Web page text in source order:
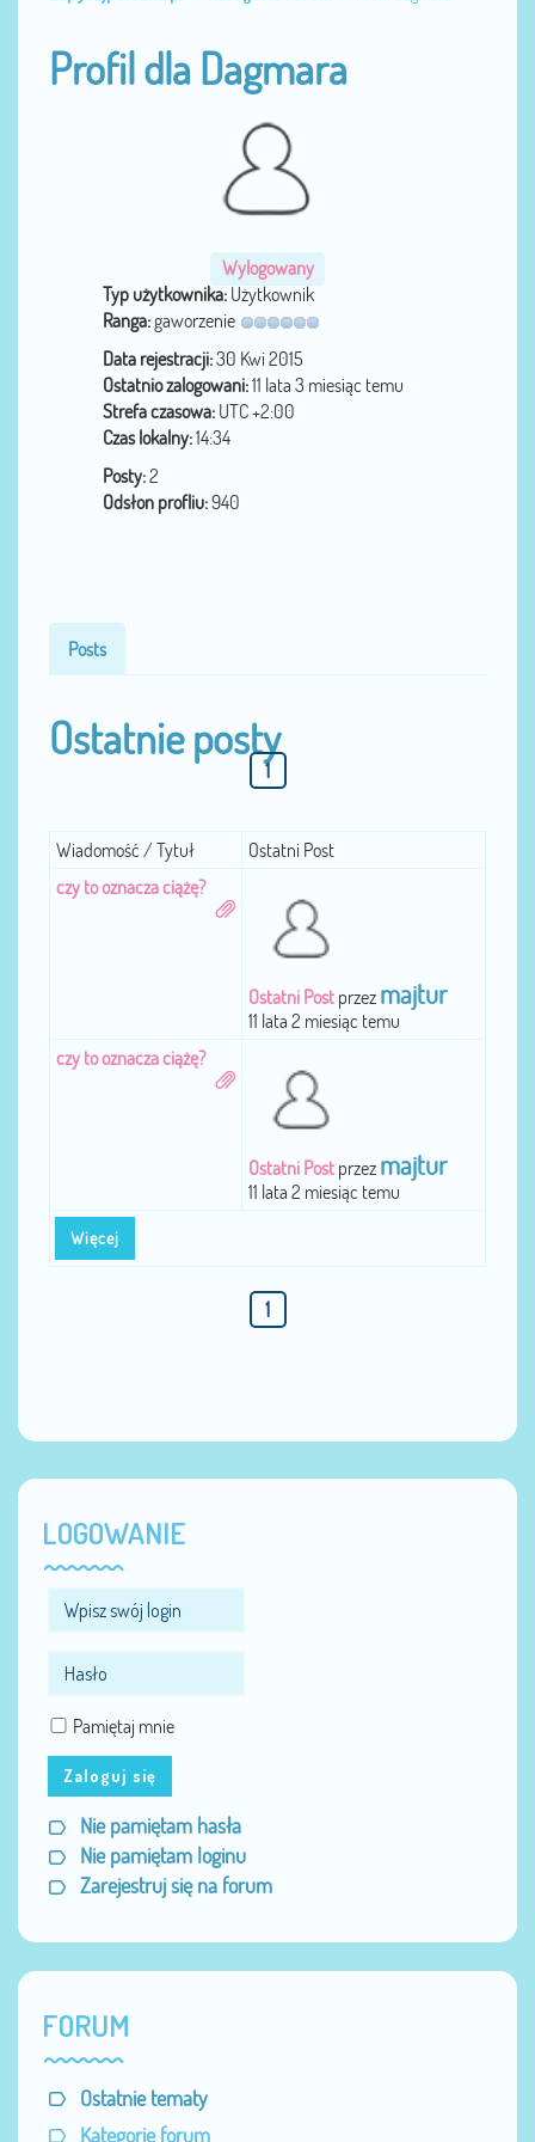
Profil dla Dagmara
Wylogowany
Typ użytkownika: Użytkownik
Ranga:gaworzenie
Data rejestracji:30 Kwi 2015
Ostatnio zalogowani:11 lata 3 miesiąc temu
Strefa czasowa: UTC +2:00
Czas lokalny:14:34
Posty:2
Odsłon profliu:940
Posts
Ostatnie posty
1
Wiadomość / Tytuł Ostatni Post
Więcej
czy to oznacza ciążę?
Ostatni Post przez majtur
11 lata 2 miesiąc temu
czy to oznacza ciążę?
Ostatni Post przez majtur
11 lata 2 miesiąc temu
1
LOGOWANIE
Pamiętaj mnie
Zaloguj się
Nie pamiętam hasła
Nie pamiętam loginu
Zarejestruj się na forum
FORUM
Ostatnie tematy
Kategorie forum